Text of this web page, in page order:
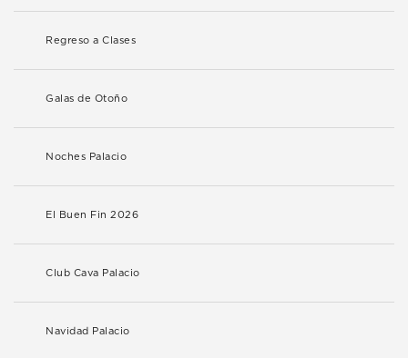
Regreso a Clases
Galas de Otoño
Noches Palacio
El Buen Fin 2026
Club Cava Palacio
Navidad Palacio